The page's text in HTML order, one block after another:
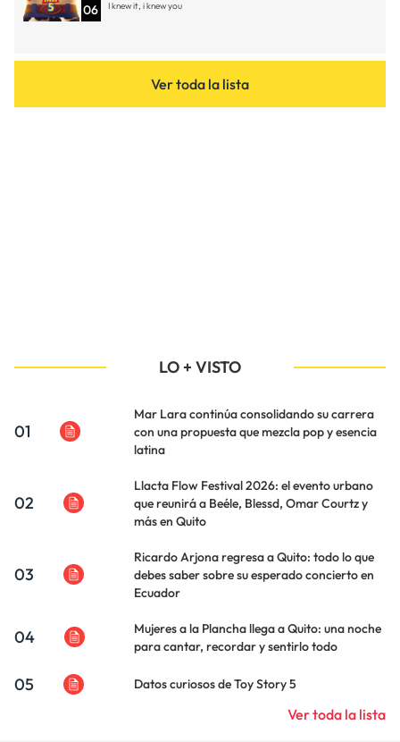
06 I knew it, i knew you
Ver toda la lista
LO + VISTO
01
Mar Lara continúa consolidando su carrera
con una propuesta que mezcla pop y esencia
latina
02
Llacta Flow Festival 2026: el evento urbano
que reunirá a Beéle, Blessd, Omar Courtz y
más en Quito
03
Ricardo Arjona regresa a Quito: todo lo que
debes saber sobre su esperado concierto en
Ecuador
04
Mujeres a la Plancha llega a Quito: una noche
para cantar, recordar y sentirlo todo
05 Datos curiosos de Toy Story 5
Ver toda la lista